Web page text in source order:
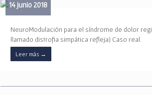
14 junio 2018
NeuroModulación para el síndrome de dolor
llamado distrofia simpática refleja) Caso real.
Leer más →